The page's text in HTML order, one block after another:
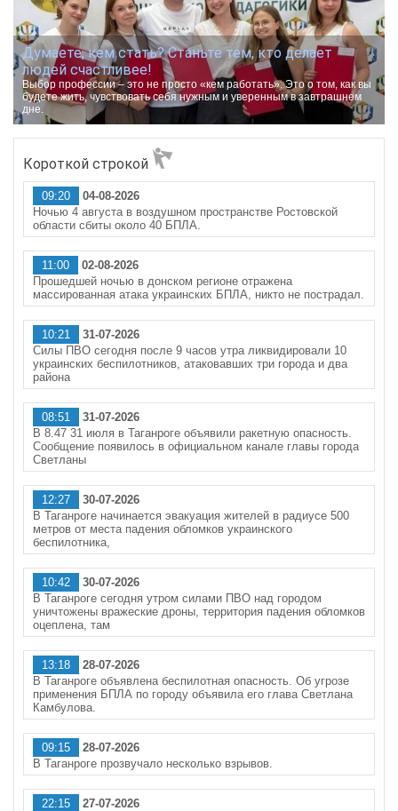
Думаете, кем стать? Станьте тем, кто делает
людей счастливее!
Выбор профессии – это не просто «кем работать». Это о том, как вы
будете жить, чувствовать себя нужным и уверенным в завтрашнем
дне.
Короткой строкой
09:20
04-08-2026
Ночью 4 августа в воздушном пространстве Ростовской
области сбиты около 40 БПЛА.
11:00
02-08-2026
Прошедшей ночью в донском регионе отражена
массированная атака украинских БПЛА, никто не пострадал.
10:21
31-07-2026
Силы ПВО сегодня после 9 часов утра ликвидировали 10
украинских беспилотников, атаковавших три города и два
района
08:51
31-07-2026
В 8.47 31 июля в Таганроге объявили ракетную опасность.
Сообщение появилось в официальном канале главы города
Светланы
12:27
30-07-2026
В Таганроге начинается эвакуация жителей в радиусе 500
метров от места падения обломков украинского
беспилотника,
10:42
30-07-2026
В Таганроге сегодня утром силами ПВО над городом
уничтожены вражеские дроны, территория падения обломков
оцеплена, там
13:18
28-07-2026
В Таганроге объявлена беспилотная опасность. Об угрозе
применения БПЛА по городу объявила его глава Светлана
Камбулова.
09:15
28-07-2026
В Таганроге прозвучало несколько взрывов.
22:15
27-07-2026